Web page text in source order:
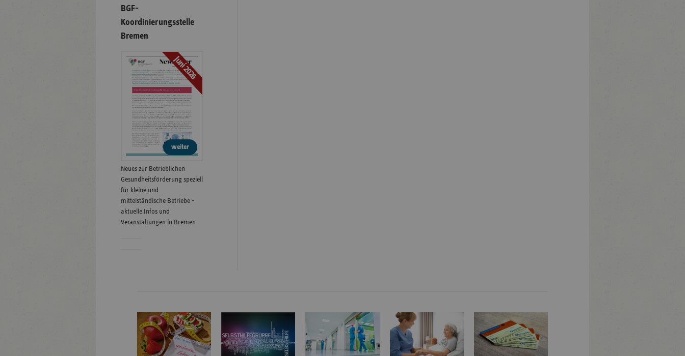
BGF-
Koordinierungsstelle
Bremen
Juni 2026
weiter
Neues zur Betrieblichen
Gesundheitsförderung speziell
für kleine und
mittelständische Betriebe -
aktuelle Infos und
Veranstaltungen in Bremen